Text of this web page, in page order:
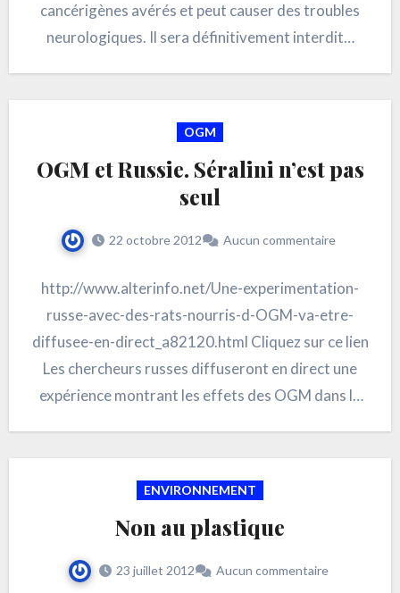
cancérigènes avérés et peut causer des troubles
neurologiques. Il sera définitivement interdit…
OGM
OGM et Russie. Séralini n’est pas
seul
22 octobre 2012 Aucun commentaire
http://www.alterinfo.net/Une-experimentation-
russe-avec-des-rats-nourris-d-OGM-va-etre-
diffusee-en-direct_a82120.html Cliquez sur ce lien
Les chercheurs russes diffuseront en direct une
expérience montrant les effets des OGM dans la
ENVIRONNEMENT
Non au plastique
23 juillet 2012 Aucun commentaire